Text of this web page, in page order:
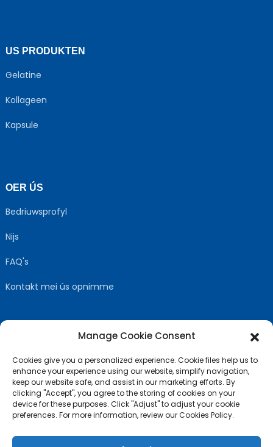
US PRODUKTEN
Gelatine
Kollageen
Kapsule
OER ÚS
Bedriuwsprofyl
Nijs
FAQ's
Kontakt mei ús opnimme
Manage Cookie Consent
Cookies give you a personalized experience. Cookie files help us to
enhance your experience using our website, simplify navigation,
keep our website safe, and assist in our marketing efforts. By
clicking "Accept", you agree to the storing of cookies on your
device for these purposes. Click "Adjust" to adjust your cookie
preferences. For more information, review our Cookies Policy.